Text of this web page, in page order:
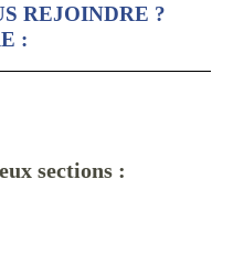
REJOINDRE ?
:
sections :